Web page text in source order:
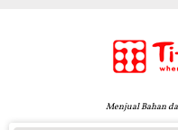
Menjual Bahan